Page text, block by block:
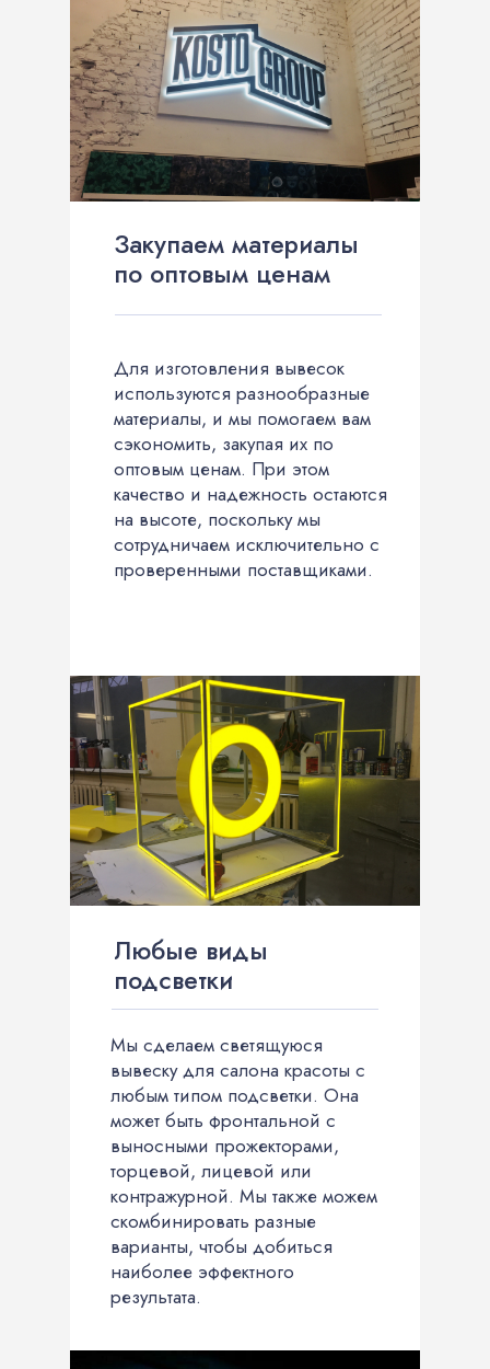
Любые виды
подсветки
Закупаем материалы
по оптовым ценам
Мы сделаем светящуюся
вывеску для салона красоты с
любым типом подсветки. Она
может быть фронтальной с
выносными прожекторами,
торцевой, лицевой или
контражурной. Мы также можем
скомбинировать разные
варианты, чтобы добиться
наиболее эффектного
результата.
Для изготовления вывесок
используются разнообразные
материалы, и мы помогаем вам
сэкономить, закупая их по
оптовым ценам. При этом
качество и надежность остаются
на высоте, поскольку мы
сотрудничаем исключительно с
проверенными поставщиками.